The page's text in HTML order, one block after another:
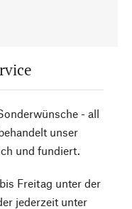
- all
unser
und fundiert.
Freitag unter der
jederzeit unter